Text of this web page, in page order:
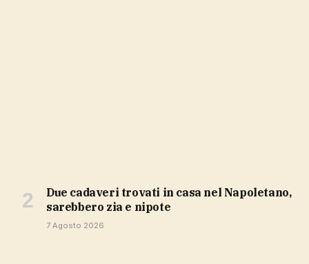
Due cadaveri trovati in casa nel Napoletano,
sarebbero zia e nipote
7 Agosto 2026